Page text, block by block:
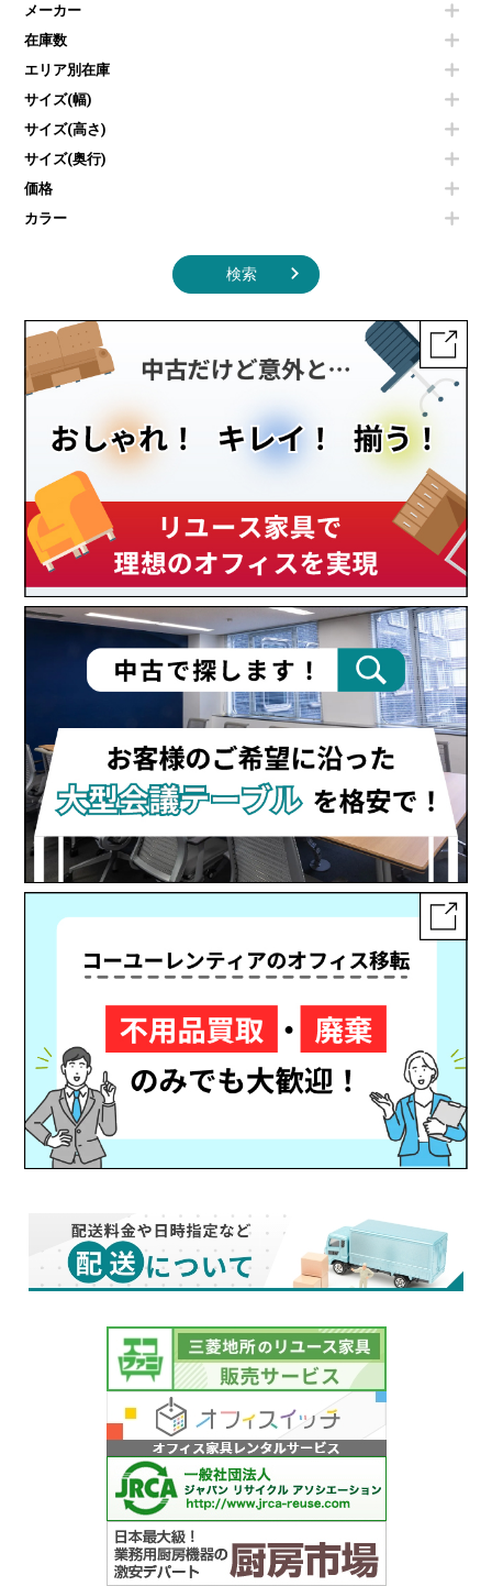
その他OA機器
コートハンガー・ポールハンガー
傘立て
食器棚・キッチンキャビネット
カタログスタンド
オフィスアクセサリーその他
カウンターテーブル
センターテーブル・サイドテーブル
ベンチ・スツール
ソファ
シェルフ
ダストボックス（ゴミ箱）
インテリア家具その他
冷蔵庫・洗濯機
空気清浄機・加湿器
液晶テレビ・モニター類
エアコン
掃除機
季節家電
メーカー
在庫数
エリア別在庫
サイズ(幅)
サイズ(高さ)
サイズ(奥行)
価格
カラー
検索